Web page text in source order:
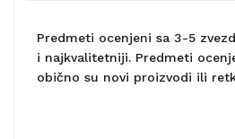
Predmeti ocenjeni sa 3-5
i najkvalitetniji. Predmeti
obično su novi proizvodi ili